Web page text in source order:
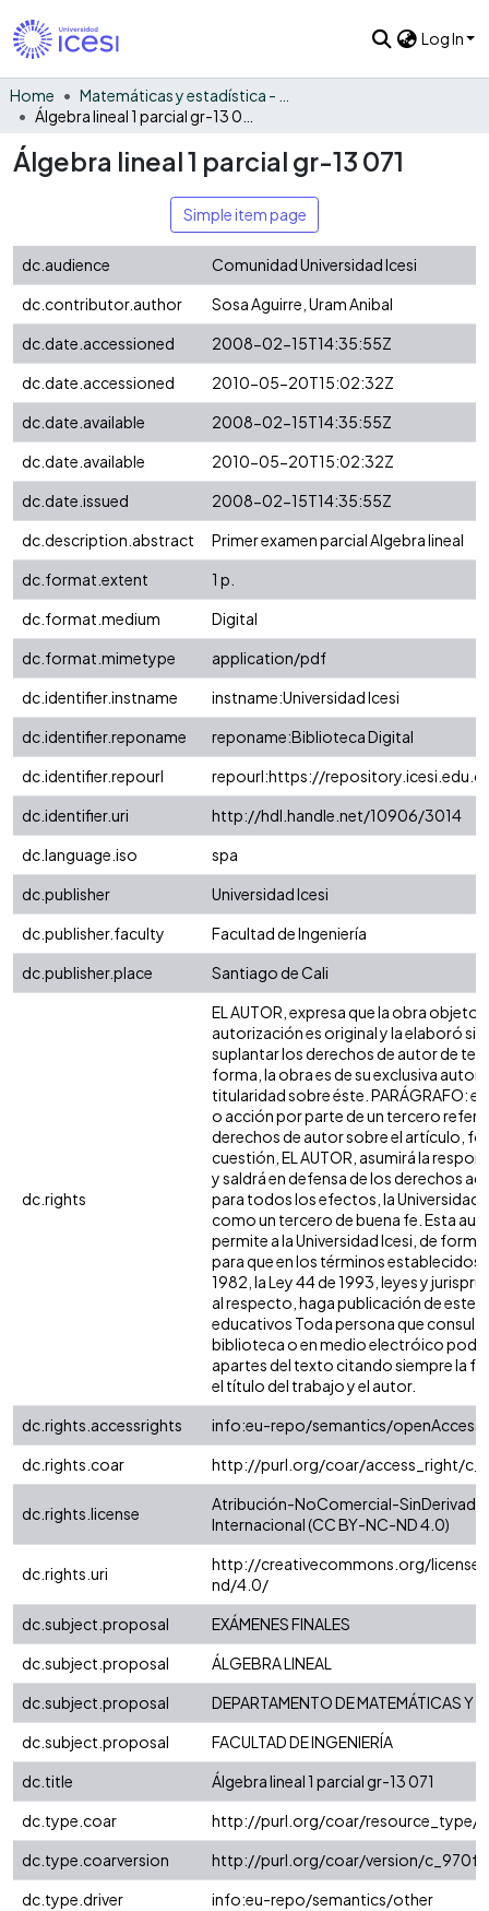
Log In
Home
Álgebra lineal 1 parcial gr-13 071
Simple item page
dc.audience
Comunidad Universidad Icesi
dc.contributor.author
Sosa Aguirre, Uram Anibal
dc.date.accessioned
2008-02-15T14:35:55Z
dc.date.accessioned
2010-05-20T15:02:32Z
dc.date.available
2008-02-15T14:35:55Z
dc.date.available
2010-05-20T15:02:32Z
dc.date.issued
2008-02-15T14:35:55Z
dc.description.abstract
Primer examen parcial Algebra lineal
dc.format.extent
1 p.
dc.format.medium
Digital
dc.format.mimetype
application/pdf
dc.identifier.instname
instname:Universidad Icesi
dc.identifier.reponame
reponame:Biblioteca Digital
dc.identifier.repourl
repourl:https://
dc.identifier.uri
http://hdl.handle.net/10906/3014
dc.language.iso
spa
dc.publisher
Universidad Icesi
dc.publisher.faculty
Facultad de Ingeniería
dc.publisher.place
Santiago de Cali
dc.rights
EL AUTOR, expresa que la obra objeto
autorización es original y la elaboró
suplantar los derechos de autor de
forma, la obra es de su exclusiva
titularidad sobre éste. PARÁGRAFO:
o acción por parte de un tercero
derechos de autor sobre el artículo,
cuestión, EL AUTOR, asumirá la
y saldrá en defensa de los derechos
para todos los efectos, la Universidad
como un tercero de buena fe. Esta
permite a la Universidad Icesi, de
para que en los términos establecidos
1982, la Ley 44 de 1993, leyes y
al respecto, haga publicación de este
educativos Toda persona que consulte
biblioteca o en medio electróico
apartes del texto citando siempre la
el título del trabajo y el autor.
dc.rights.accessrights
info:eu-repo/semantics/openAccess
dc.rights.coar
http://purl.org/coar/access_right/
dc.rights.license
Atribución-NoComercial-
Internacional (CC BY-NC-ND 4.0)
dc.rights.uri
http://creativecommons.org/
nd/4.0/
dc.subject.proposal
EXÁMENES FINALES
dc.subject.proposal
ÁLGEBRA LINEAL
dc.subject.proposal
DEPARTAMENTO DE MATEMÁTICAS Y
dc.subject.proposal
FACULTAD DE INGENIERÍA
dc.title
Álgebra lineal 1 parcial gr-13 071
dc.type.coar
http://purl.org/coar/resource_type/
dc.type.coarversion
http://purl.org/coar/version/
dc.type.driver
info:eu-repo/semantics/other